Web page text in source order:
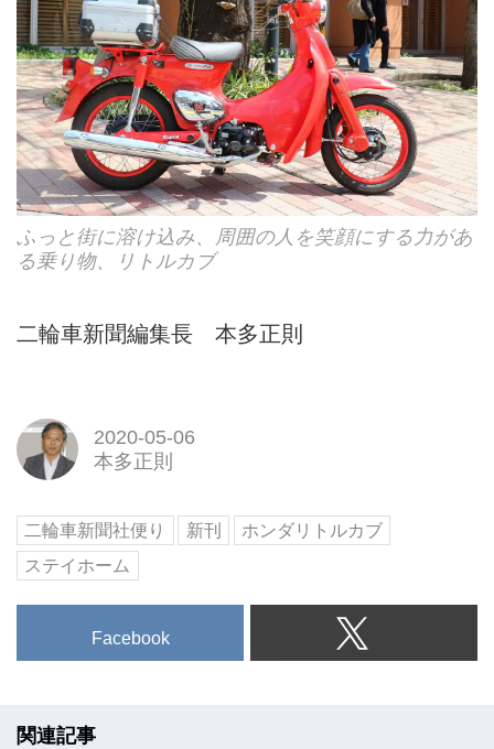
ふっと街に溶け込み、周囲の人を笑顔にする力があ
る乗り物、リトルカブ
二輪車新聞編集長 本多正則
2020-05-06
本多正則
二輪車新聞社便り 新刊
ホンダリトルカブ
ステイホーム
Facebook
関連記事